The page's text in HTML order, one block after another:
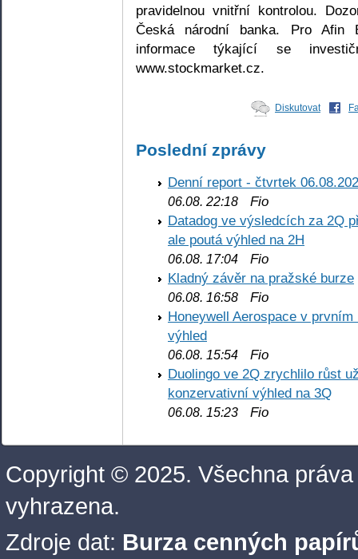
pravidelnou vnitřní kontrolou.
Česká národní banka. Pro Afin
informace týkající se
www.stockmarket.cz.
Diskutovat
Poslední zprávy
Denní report - čtvrtek
06.08. 22:18 Fio
Datadog ve výsledcích za 2Q
ale poutá výhled na 2H
06.08. 17:04 Fio
Kladný závěr na pražské burze
06.08. 16:58 Fio
Honeywell Aerospace v
výhled
06.08. 15:54 Fio
Duolingo ve 2Q zrychlilo růst
konzervativní výhled na 3Q
06.08. 15:23 Fio
Copyright © 2025. Všechna práva
vyhrazena.
Zdroje dat: Burza cenných